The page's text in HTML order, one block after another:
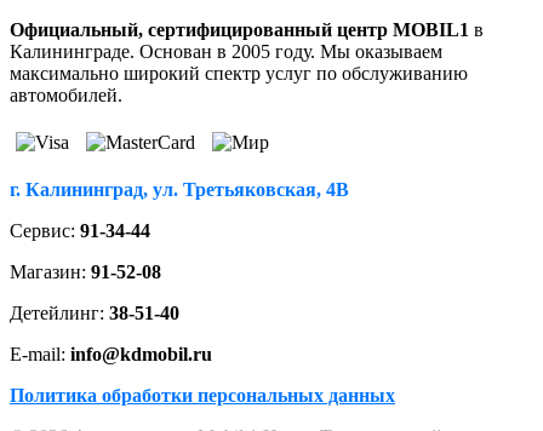
Официальный, сертифицированный центр MOBIL1 в
Калининграде. Основан в 2005 году. Мы оказываем
максимально широкий спектр услуг по обслуживанию
автомобилей.
г. Калининград, ул. Третьяковская, 4В
Сервис: 91-34-44
Магазин: 91-52-08
Детейлинг: 38-51-40
E-mail: info@kdmobil.ru
Политика обработки персональных данных